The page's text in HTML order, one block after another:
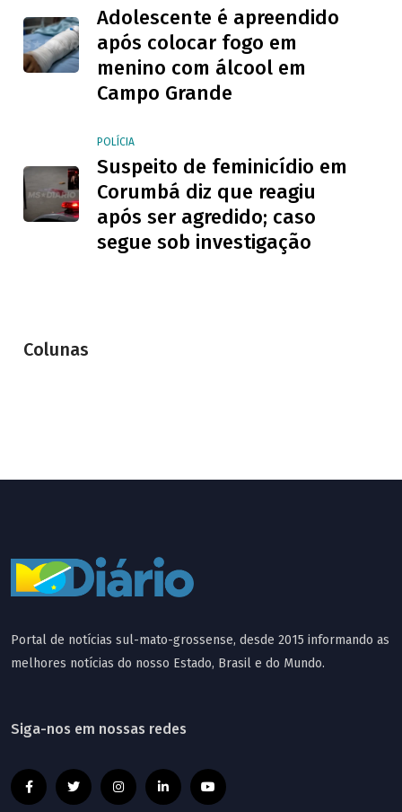
Adolescente é apreendido
após colocar fogo em
menino com álcool em
Campo Grande
POLÍCIA
Suspeito de feminicídio em
Corumbá diz que reagiu
após ser agredido; caso
segue sob investigação
Colunas
Portal de notícias sul-mato-grossense, desde 2015 informando as
melhores notícias do nosso Estado, Brasil e do Mundo.
Siga-nos em nossas redes